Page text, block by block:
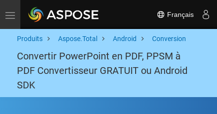
Toggle navigation Français
Produits Aspose.Total Android Conversion
Convertir PowerPoint en PDF, PPSM à
PDF Convertisseur GRATUIT ou Android
SDK